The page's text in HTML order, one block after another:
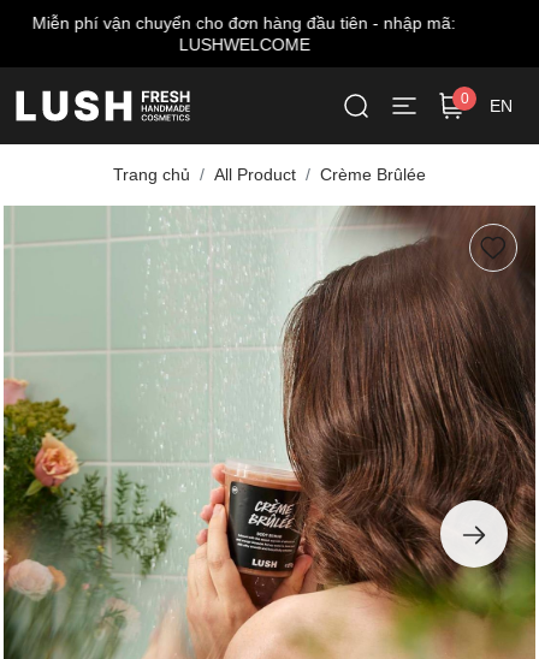
Miễn phí giao hàng cho đơn từ 999.000 VNĐ*
0 EN
Trang chủ All Product Crème Brûlée